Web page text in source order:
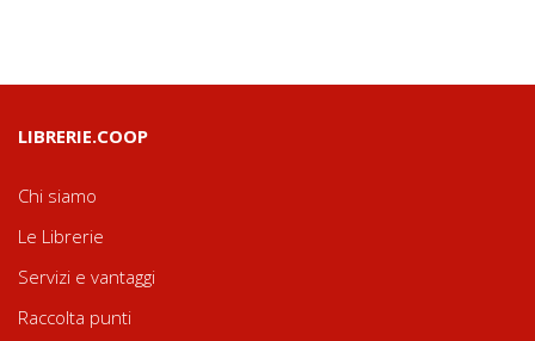
LIBRERIE.COOP
Chi siamo
Le Librerie
Servizi e vantaggi
Raccolta punti